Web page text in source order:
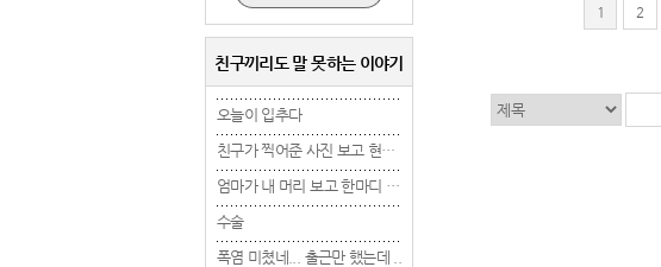
친구끼리도 말 못하는 이야기
오늘이 입추다
친구가 찍어준 사진 보고 현타 겁..
엄마가 내 머리 보고 한마디 했는..
수술
폭염 미쳤네... 출근만 했는데 ..
1 2